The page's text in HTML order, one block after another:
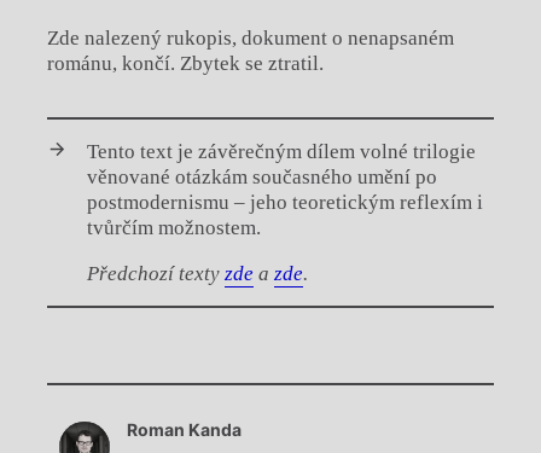
Zde nalezený rukopis, dokument o nenapsaném
románu, končí. Zbytek se ztratil.
Tento text je závěrečným dílem volné trilogie
věnované otázkám současného umění po
postmodernismu – jeho teoretickým reflexím i
tvůrčím možnostem.
Předchozí texty zde a zde.
Chviličku.
Načítá se.
Roman Kanda